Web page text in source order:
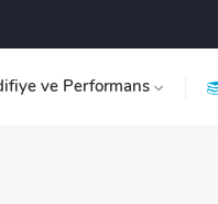
ve Performans